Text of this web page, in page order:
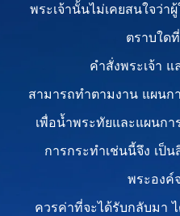
พระเจ้านั้นไม่เคยสนใจว่
ตราบใด
คำสั่งพระเจ้า
สามารถทำตามงาน แผนก
เพื่อน้ำพระทัยและแผนกา
การกระทำเช่นนี้จึง เป็
พระองค์
ควรค่าที่จะได้รับกลับมา